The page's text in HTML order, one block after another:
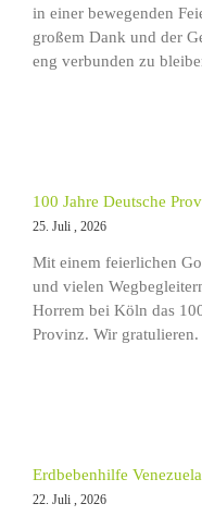
in einer bewegenden
großem Dank und der
eng verbunden zu
100 Jahre Deutsche
25. Juli , 2026
Mit einem feierlichen
und vielen
Horrem bei Köln das
Provinz. Wir gratulieren.
Erdbebenhilfe Venezuela
22. Juli , 2026